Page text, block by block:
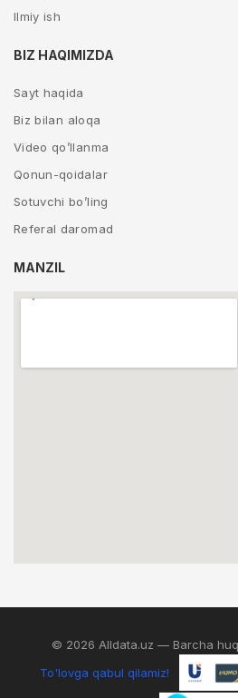
Ilmiy ish
BIZ HAQIMIZDA
Sayt haqida
Biz bilan aloqa
Video qo’llanma
Qonun-qoidalar
Sotuvchi bo’ling
Referal daromad
MANZIL
© 2026 Alldata.uz — Barcha
To'lovga qabul qilamiz!